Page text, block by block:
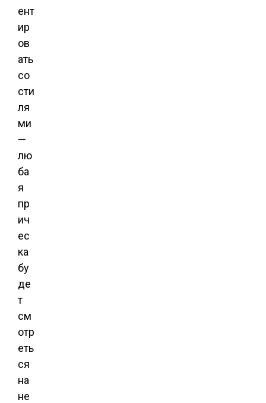
ент
ир
ов
ать
со
сти
ля
ми
—
лю
ба
я
пр
ич
ес
ка
бу
де
т
см
отр
еть
ся
на
не